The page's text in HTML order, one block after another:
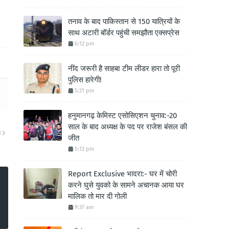
तनाव के बाद पाकिस्तान से 150 यात्रियों के
साथ अटारी बॉर्डर पहुंची समझौता एक्सप्रेस
6:12 pm
नींद जरूरी है साहब! टीम लीडर हारा तो पूरी
पुलिस हारेगी!
5:21 pm
हनुमानगढ़ केमिस्ट एसोसिएशन चुनाव:-20
साल के बाद अध्यक्ष के पद पर राजेश बंसल की
जीत
5:12 pm
Report Exclusive भादरा:- घर में चोरी
करने घुसे युवको के सामने अचानक आया घर
मालिक तो मार दी गोली
9:37 am